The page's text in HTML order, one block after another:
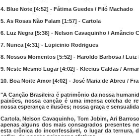
4. Blue Note [4:52] - Fátima Guedes / Filó Machado
5. As Rosas Não Falam [1:57] - Cartola
6. Luz Negra [5:38] - Nelson Cavaquinho / Amâncio
7. Nunca [4:31] - Lupicinio Rodrigues
8. Nossos Momentos [5:52] - Haroldo Barbosa / Luiz
9. Neste Mesmo Lugar [4:02] - Klecius Caldas /
10. Boa Noite Amor [4:02] - José Maria de Abreu /
"A Canção Brasileira é patrimônio da nossa
paixões, nossa canção é uma imensa colcha de
nossa esperança e ilusões; nossa graça e
Cartola, Nelson Cavaquinho, Tom Jobim, Ari
apenas alguns dos mais consagrados presentes
esta crônica do inconfessável, o lugar da ternura,